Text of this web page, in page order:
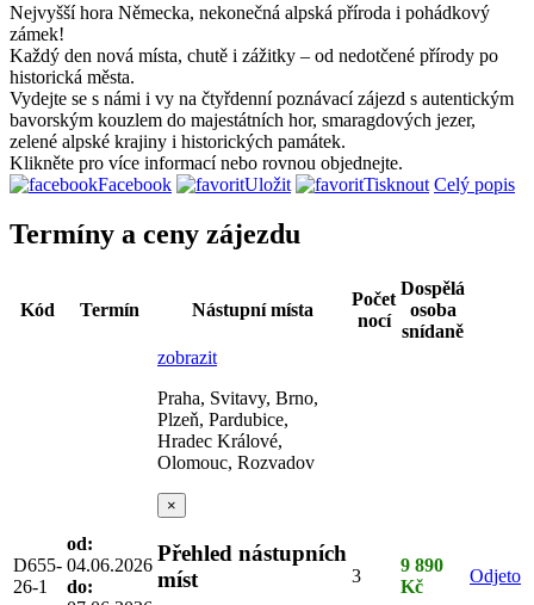
Nejvyšší hora Německa, nekonečná alpská příroda i pohádkový
zámek!
Každý den nová místa, chutě i zážitky – od nedotčené přírody po
historická města.
Vydejte se s námi i vy na čtyřdenní poznávací zájezd s autentickým
bavorským kouzlem do majestátních hor, smaragdových jezer,
zelené alpské krajiny i historických památek.
Klikněte pro více informací nebo rovnou objednejte.
Facebook
Uložit Tisknout Celý popis
Termíny a ceny zájezdu
Kód Termín Nástupní místa
Počet
nocí
Dospělá
osoba
snídaně
D655-
26-1
od:
04.06.2026
do:
zobrazit
Praha, Svitavy, Brno,
Plzeň, Pardubice,
Hradec Králové,
Olomouc, Rozvadov
×
Přehled nástupních
míst
3
9 890
Kč
Odjeto